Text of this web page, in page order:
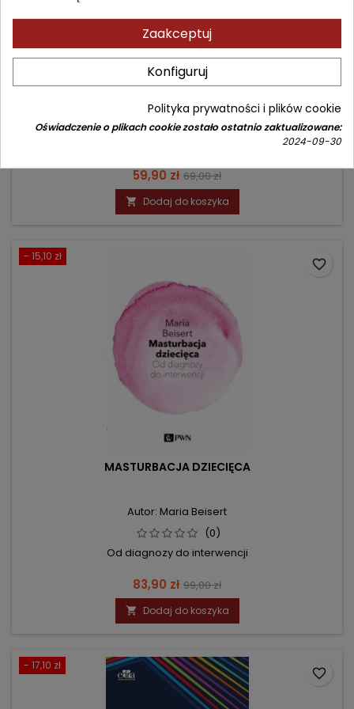
ZABURZENIA OSOBOWOŚCI
Autor: Dariusz Moczulski
(0)
Cena
59,90 zł Cena
podstawowa
69,00 zł
 Dodaj do koszyka
- 15,10 zł
MASTURBACJA DZIECIĘCA
Autor: Maria Beisert
(0)
Od diagnozy do interwencji
Cena
83,90 zł Cena
podstawowa
99,00 zł
 Dodaj do koszyka
favorite_border
- 17,10 zł
favorite_border
Zaakceptuj
Konfiguruj
Polityka prywatności i plików cookie
Oświadczenie o plikach cookie zostało ostatnio zaktualizowane:
2024-09-30